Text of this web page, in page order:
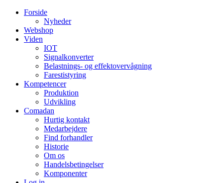
Forside
Nyheder
Webshop
Viden
IOT
Signalkonverter
Belastnings- og effektovervågning
Farestistyring
Kompetencer
Produktion
Udvikling
Comadan
Hurtig kontakt
Medarbejdere
Find forhandler
Historie
Om os
Handelsbetingelser
Komponenter